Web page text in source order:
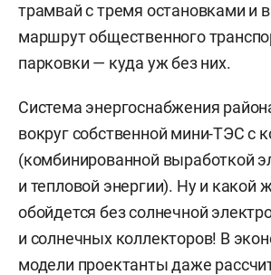
трамвай с тремя остановками и
маршрут общественного
парковки — куда уж без них.
Система энергоснабжения
вокруг собственной мини-ТЭС с
(комбинированной выработкой
и тепловой энергии). Ну и какой
обойдется без солнечной
и солнечных коллекторов! В
модели проектанты даже